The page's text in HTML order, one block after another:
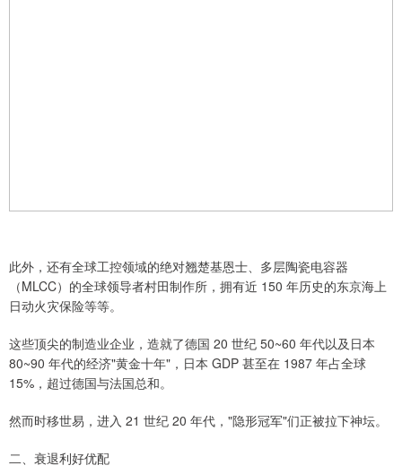
此外，还有全球工控领域的绝对翘楚基恩士、多层陶瓷电容器
（MLCC）的全球领导者村田制作所，拥有近 150 年历史的东京海上
日动火灾保险等等。
这些顶尖的制造业企业，造就了德国 20 世纪 50~60 年代以及日本
80~90 年代的经济"黄金十年"，日本 GDP 甚至在 1987 年占全球
15%，超过德国与法国总和。
然而时移世易，进入 21 世纪 20 年代，"隐形冠军"们正被拉下神坛。
二、衰退利好优配